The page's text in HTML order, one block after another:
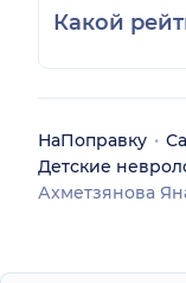
Какой
НаПоправку
Детские
Ахметзянова